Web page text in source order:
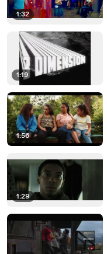
1:32
1:19
1:56
1:29